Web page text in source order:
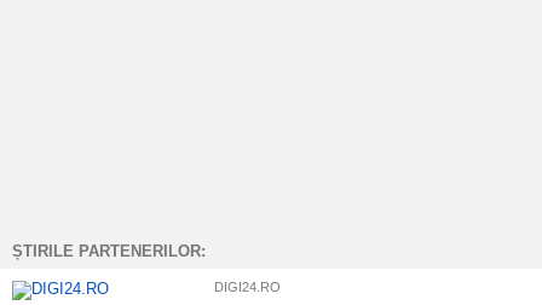
ȘTIRILE PARTENERILOR:
DIGI24.RO